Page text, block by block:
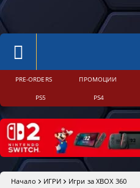
PRE-ORDERS ПРОМОЦИИ
PS5 PS4
Начало ИГРИ Игри за XBOX 360